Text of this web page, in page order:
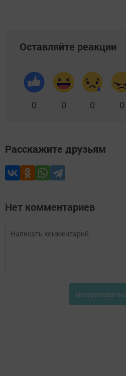
Оставляйте реакции
0 0 0 0
Расскажите друзьям
Нет комментариев